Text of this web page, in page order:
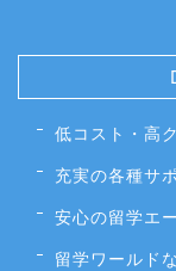
低コスト・高
充実の各種サ
安心の留学エ
留学ワールド